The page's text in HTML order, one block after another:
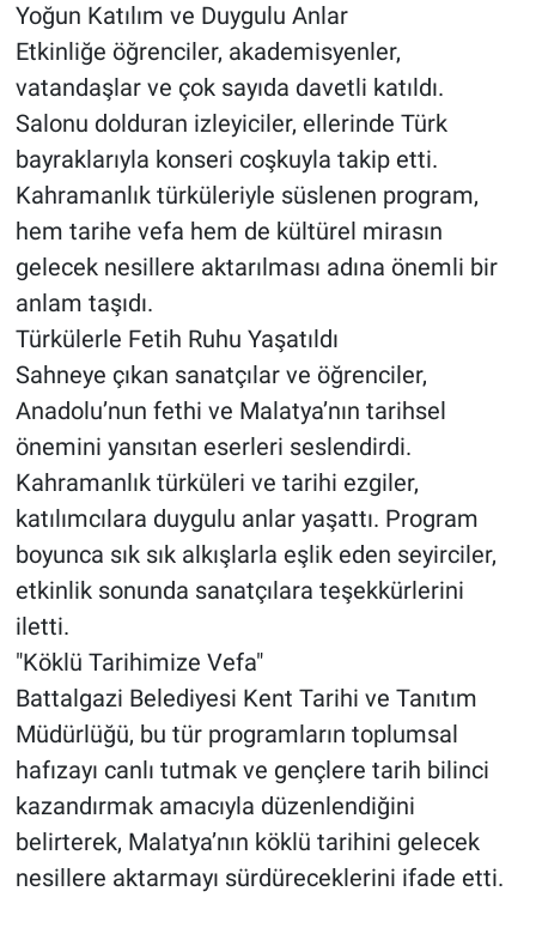
Yoğun Katılım ve Duygulu Anlar
Etkinliğe öğrenciler, akademisyenler,
vatandaşlar ve çok sayıda davetli katıldı.
Salonu dolduran izleyiciler, ellerinde Türk
bayraklarıyla konseri coşkuyla takip etti.
Kahramanlık türküleriyle süslenen program,
hem tarihe vefa hem de kültürel mirasın
gelecek nesillere aktarılması adına önemli bir
anlam taşıdı.
Türkülerle Fetih Ruhu Yaşatıldı
Sahneye çıkan sanatçılar ve öğrenciler,
Anadolu’nun fethi ve Malatya’nın tarihsel
önemini yansıtan eserleri seslendirdi.
Kahramanlık türküleri ve tarihi ezgiler,
katılımcılara duygulu anlar yaşattı. Program
boyunca sık sık alkışlarla eşlik eden seyirciler,
etkinlik sonunda sanatçılara teşekkürlerini
iletti.
"Köklü Tarihimize Vefa"
Battalgazi Belediyesi Kent Tarihi ve Tanıtım
Müdürlüğü, bu tür programların toplumsal
hafızayı canlı tutmak ve gençlere tarih bilinci
kazandırmak amacıyla düzenlendiğini
belirterek, Malatya’nın köklü tarihini gelecek
nesillere aktarmayı sürdüreceklerini ifade etti.